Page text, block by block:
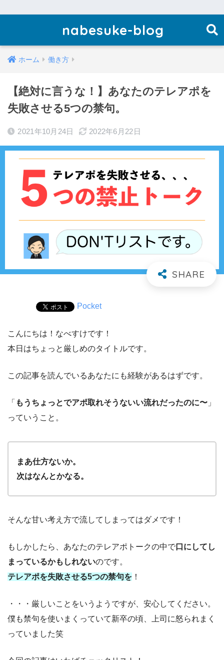
nabesuke-blog
ホーム 働き方
【絶対に言うな！】あなたのテレアポを
失敗させる5つの禁句。
2021年10月24日 2022年6月22日
Pocket
こんにちは！なべすけです！
本日はちょっと厳しめのタイトルです。
この記事を読んでいるあなたにも経験があるはずです。
「 もうちょっとでアポ取れそうないい流れだったのに〜 」
っていうこと。
まあ仕方ないか。
次はなんとかなる。
そんな甘い考え方で流してしまってはダメです！
もしかしたら、あなたのテレアポトークの中で口にしてし
まっているかもしれないのです。
テレアポを失敗させる5つの禁句を ！
・・・厳しいことをいうようですが、安心してください。
僕も禁句を使いまくっていて新卒の頃、上司に怒られまく
っていました笑